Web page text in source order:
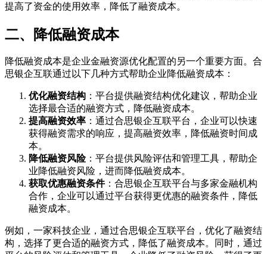
提高了资金的使用效率，降低了融资成本。
二、降低融资成本
降低融资成本是企业金融资源优化配置的另一个重要方面。合
思银企互联通过以下几种方式帮助企业降低融资成本：
优化融资结构 ：平台提供融资结构优化建议，帮助企业
选择最合适的融资方式，降低融资成本。
提高融资效率 ：通过合思银企互联平台，企业可以快速
获得融资需求的响应，提高融资效率，降低融资时间成
本。
降低融资风险：平台提供风险评估和管理工具，帮助企
业降低融资风险，进而降低融资成本。
获取优惠融资条件：合思银企互联平台与多家金融机构
合作，企业可以通过平台获得更优惠的融资条件，降低
融资成本。
例如，一家科技企业，通过合思银企互联平台，优化了融资结
构，选择了更合适的融资方式，降低了融资成本。同时，通过